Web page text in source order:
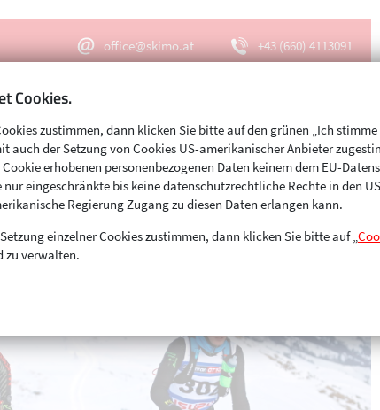
office@skimo.at +43 (660) 4113091
Menu
Cookies.
zustimmen, dann klicken Sie bitte auf den grünen „Ich
auch der Setzung von Cookies US-amerikanischer Anbieter
erhobenen personenbezogenen Daten keinem dem EU-
eingeschränkte bis keine datenschutzrechtliche Rechte in den
Regierung Zugang zu diesen Daten erlangen kann.
einzelner Cookies zustimmen, dann klicken Sie bitte auf „
zu verwalten.